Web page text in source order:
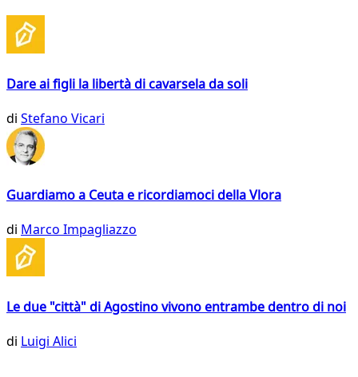
Dare ai figli la libertà di cavarsela da soli
di Stefano Vicari
Guardiamo a Ceuta e ricordiamoci della Vlora
di Marco Impagliazzo
Le due "città" di Agostino vivono entrambe dentro di noi
di Luigi Alici